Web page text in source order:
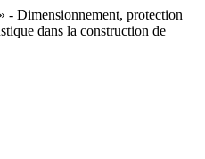
- Dimensionnement, protection
dans la construction de